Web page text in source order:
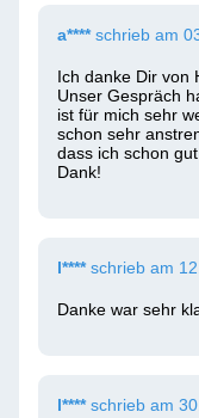
a****schrieb am
Ich danke Dir von
Unser Gespräch
ist für mich sehr
schon sehr
dass ich schon
Dank!
l****schrieb am
Danke war sehr
l****schrieb am